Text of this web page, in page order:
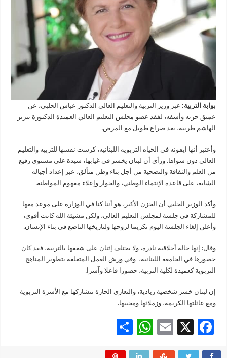
بوابة التربية: عبر وزير التربية والتعليم العالي الدكتور عباس الحلبي، عن
عميق حزنه وأسفه، لفقد عضو مجلس التعليم العالي العميدة الدكتورة تيريز
الهاشم طربيه، بعد صراع طويل مع المرض.
وأعتبر أنها ايقونة في الحياة التربوية اللبنانية، كرست نفسها للتربية والتعليم
العالي دون سواها. ورأى أن لبنان يخسر في غيابها، سيدة على مستوى رفيع
من العلم والثقافة والتضحية من أجل بناء وطن متألق، عبر إعداد أجياله
الشابة، على قاعدة الإنتماء الوطني، والحوار وإعلاء مفهوم المواطنة.
وأكد الوزير الحلبي أن الحزن الأكبر، هو أننا كنا في الوزارة على موعد معها
للمشاركة في جلسة لمجلس التعليم العالي، ولكن مشيئة الله كانت أقوى،
وأعلن إلغاء الجلسة اليوم تكريما لروحها ولتاريخها الناصع في بناء الإنسان.
وقال: إنها حالة أخلاقية نادرة، ولا يختلف إثنان على شغفها بالتربية، فقد كان
حضورها في الجامعة اللبنانية، وفي ورش العمل المتعلقة بتطوير المناهج
التربوية كعميدة لكلية التربية، حضورا فاعلا وآسرا.
إن لبنان خسر شخصية ريادية، والتعازي الحارة نتشاركها مع الأسرة التربوية
ومع عائلتها الكريمة، وزملائها ومحبيها.
F
X
E
W